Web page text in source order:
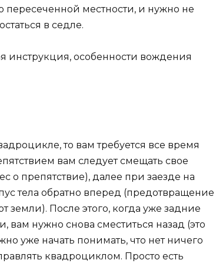
местности, и нужно не
в седле.
то вам требуется все время
вам следует смещать свое
о препятствие), далее при заезде на
тела обратно вперед (предотвращение
земли). После этого, когда уже задние
вам нужно снова сместиться назад (это
уже начать понимать, что нет ничего
квадроциклом. Просто есть